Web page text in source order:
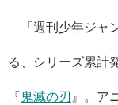
「週刊少年ジャ
る、シリーズ累計
『鬼滅の刃 』。ア